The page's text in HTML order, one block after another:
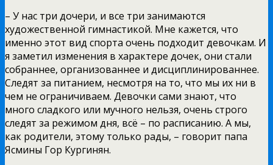
– У нас три дочери, и все три занимаются
художественной гимнастикой. Мне кажется, что
именно этот вид спорта очень подходит девочкам. И
я заметил изменения в характере дочек, они стали
собраннее, организованнее и дисциплинированнее.
Следят за питанием, несмотря на то, что мы их ни в
чем не ограничиваем. Девочки сами знают, что
много сладкого или мучного нельзя, очень строго
следят за режимом дня, всё – по расписанию. А мы,
как родители, этому только рады, – говорит папа
Ясмины Гор Кургинян.